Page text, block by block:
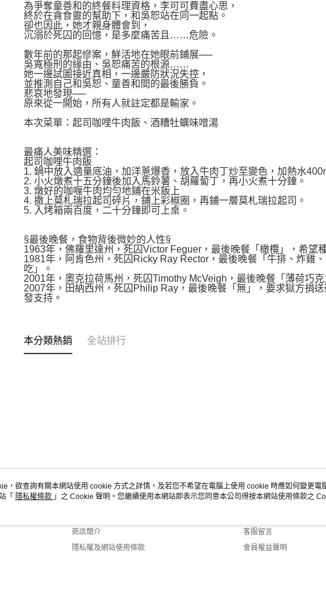
為爭奪童善和的終餐料理資格，李可可費盡心思，
終於在貪食靈的幫助下，和吳恕站在同一起點。
卻也因此，她才親身體會到，
沉溺於死囚的回憶，是多麼痛苦且……危險。
數年前的那起慘案，鮮活地在她眼前鋪展──
吳寬極刑的緣由、吳恕痛苦的根源……
她一邊試圖接近真相，一邊嚴防狀況失控，
並推測自己和吳恕、童善和間的最後勝負。
悲哀地發現──
原來從一開始，所有人就註定都是輸家。
本次菜單：起司咖哩牛肉飯、酒糟牡蠣味噌湯
最痛人美味精選：
起司咖哩牛肉飯
1. 鍋中放入適量底油，加洋蔥爆香，放入牛肉丁炒至變色，加熱水
2. 小火燉煮十五分鐘後加入馬鈴薯、胡蘿蔔丁，再小火煮十分鐘。
3. 燉好的咖喱牛肉均勻地鋪在米飯上
4. 撒上莫札瑞拉起司碎片，鋪上彩椒圈，再鋪一層莫札瑞拉起司。
5. 入烤箱兩百度，二十分鐘即可上桌。
§最後晚餐，食物背後微妙的人性§
1963年，佛羅里達州，死囚Victor Feguer，最後晚餐「橄欖」，希望
1981年，阿肯色州，死囚Ricky Ray Rector，最後晚餐「牛排、炸雞
吃」。
2001年，奧克拉荷馬州，死囚Timothy McVeigh，最後晚餐「薄荷巧
2007年，田納西州，死囚Philip Ray，最後晚餐「無」，要求獄方捐
發支持。
本分類熱銷 全站排行
關於我們
商店簡介
隱私權及網站使用條款
客服資訊
客服留言
會員權益聲明
，欲查詢有關本網站使用 cookie 方式之詳情，及若您不希望在電腦上使用 cookie 時應如何變更電
「 隱私權條款 」之 Cookie 聲明。您繼續使用本網站即表示您同意本公司得按本網站使用條款之